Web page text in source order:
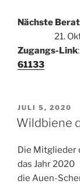
Nächste
21.
Zugangs-Link:
61133
AM
JULI 5, 2020
Wildbiene
Die Mitglieder
das Jahr 2020
die Auen-